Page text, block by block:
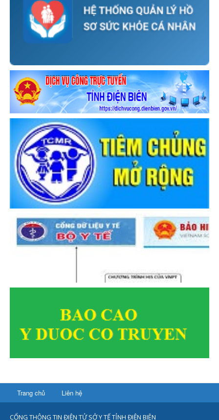
Trang chủ Liên hệ
CỔNG THÔNG TIN ĐIỆN TỬ SỞ Y TẾ TỈNH ĐIỆN BIÊN